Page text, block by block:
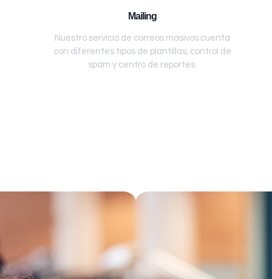
Mailing
Nuestro servicio de correos masivos cuenta
con diferentes tipos de plantillas, control de
spam y centro de reportes.